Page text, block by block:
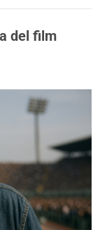
del film